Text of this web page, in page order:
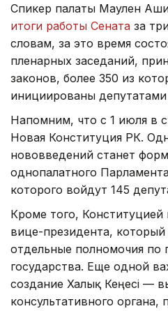
Спикер палаты Маулен
итоги работы Сената за
словам, за это время
пленарных заседаний,
законов, более 350 из
инициированы
Напомним, что с 1 июля в
Новая Конституция РК.
нововведений станет
однопалатного
которого войдут 145
Кроме того,
вице-президента, который
отдельные полномочия по
государства. Еще одной
создание Халық Кеңесі —
консультативного органа,